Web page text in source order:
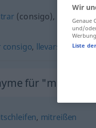
(consigo), cargar
consigo, llevarse
für
, mitreißen
Wir
Genaue
und/
Liste